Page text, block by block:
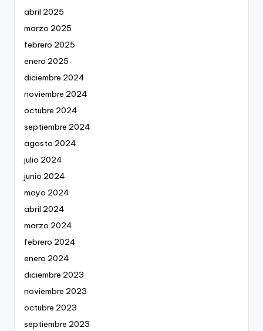
abril 2025
marzo 2025
febrero 2025
enero 2025
diciembre 2024
noviembre 2024
octubre 2024
septiembre 2024
agosto 2024
julio 2024
junio 2024
mayo 2024
abril 2024
marzo 2024
febrero 2024
enero 2024
diciembre 2023
noviembre 2023
octubre 2023
septiembre 2023